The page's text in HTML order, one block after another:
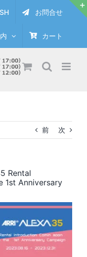
お問合せ
カート
前 次
Rental
1st Anniversary